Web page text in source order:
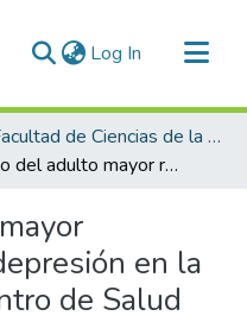
Log In (current)
Facultad de Ciencias de la Salud
Proceso del adulto mayor relacionado con la depresión en la etapa geriátrica, Centro de Salud Caracoto 2023
en la
de Salud